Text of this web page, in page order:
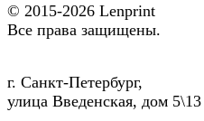
© 2015-2026 Lenprint
Все права защищены.
г. Санкт-Петербург,
улица Введенская, дом 5\13